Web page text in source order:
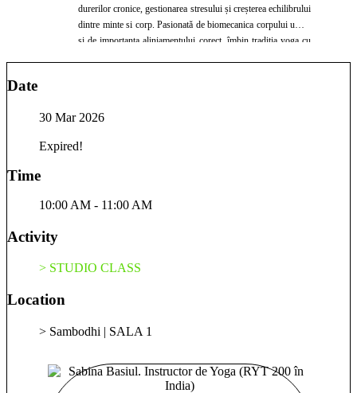
durerilor cronice, gestionarea stresului și creșterea echilibrului
dintre minte si corp. Pasionată de biomecanica corpului uman
și de importanța aliniamentului corect, îmbin tradiția yoga cu
mobilitatea, să gestionez perioadele dureroase cauzate de
timp, impactul a devenit mult mai profund: am învățat să
mele, doresc să ofer mai departe din energia și cunoștințele
Date
30 Mar 2026
Expired!
Time
10:00 AM - 11:00 AM
Activity
> STUDIO CLASS
Location
> Sambodhi | SALA 1